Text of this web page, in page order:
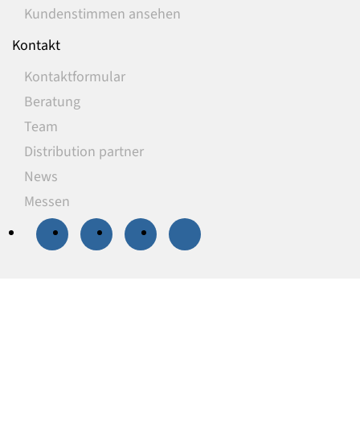
Kundenstimmen ansehen
Kontakt
Kontaktformular
Beratung
Team
Distribution partner
News
Messen